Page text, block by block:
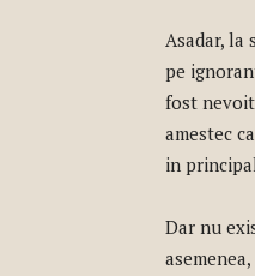
Asadar, la
pe
fost
amestec
in
Dar nu